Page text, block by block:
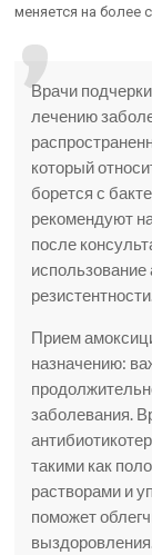
меняется на более
Врачи
лечению
который
борется с
рекомендуют
после
использование
резистентности.
Прием
назначению:
заболевания.
такими как
растворами и
поможет